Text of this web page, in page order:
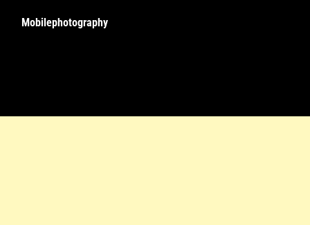
Mobilephotography